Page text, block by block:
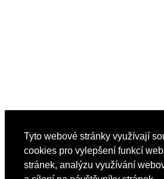
Tyto webové stránky využívají
cookies pro vylepšení funkcí
stránek, analýzu využívání